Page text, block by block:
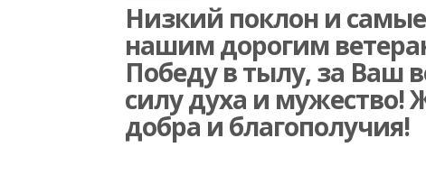
Низкий поклон и
нашим дорогим
Победу в тылу, за Ваш
силу духа и мужество!
добра и благополучия!